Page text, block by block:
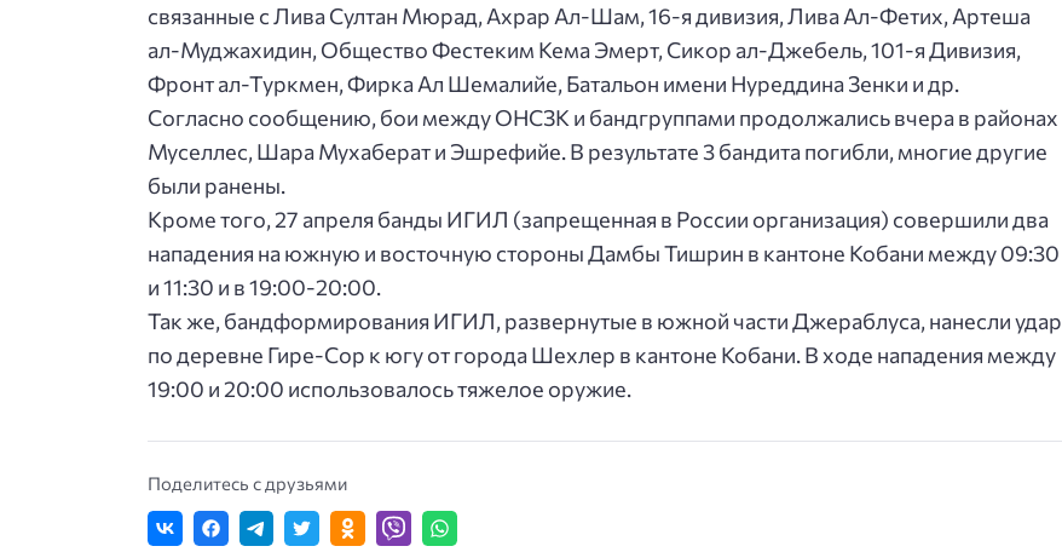
связанные с Лива Султан Мюрад, Ахрар Ал-Шам, 16-я дивизия, Лива Ал-Фетих, Артеша
ал-Муджахидин, Общество Фестеким Кема Эмерт, Сикор ал-Джебель, 101-я Дивизия,
Фронт ал-Туркмен, Фирка Ал Шемалийе, Батальон имени Нуреддина Зенки и др.
Согласно сообщению, бои между ОНСЗК и бандгруппами продолжались вчера в районах
Муселлес, Шара Мухаберат и Эшрефийе. В результате 3 бандита погибли, многие другие
были ранены.
Кроме того, 27 апреля банды ИГИЛ (запрещенная в России организация) совершили два
нападения на южную и восточную стороны Дамбы Тишрин в кантоне Кобани между ‪09:30‬
и ‪11:30‬ и ‪в 19:00-20:00‬.
Так же, бандформирования ИГИЛ, развернутые в южной части Джераблуса, нанесли удар
по деревне Гире-Сор к югу от города Шехлер в кантоне Кобани. В ходе нападения между
‪19:00‬ и ‪20:00‬ использовалось тяжелое оружие.
Поделитесь с друзьями